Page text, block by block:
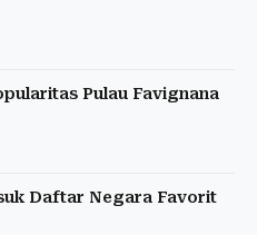
Pulau Favignana
Daftar Negara Favorit